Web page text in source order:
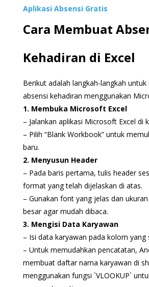
Aplikasi Absensi Gratis
Cara Membuat
Kehadiran di Excel
Berikut adalah langkah-langkah
absensi kehadiran menggunakan
1. Membuka Microsoft Excel
– Jalankan aplikasi Microsoft Excel di
– Pilih “Blank Workbook” untuk
baru.
2. Menyusun Header
– Pada baris pertama, tulis header
format yang telah dijelaskan di atas.
– Gunakan font yang jelas dan
besar agar mudah dibaca.
3. Mengisi Data Karyawan
– Isi data karyawan pada kolom yang
– Untuk memudahkan pencatatan,
membuat daftar nama karyawan di
menggunakan fungsi `VLOOKUP`